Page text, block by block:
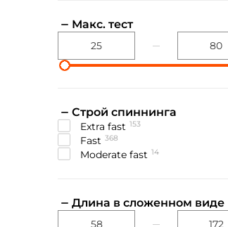
Макс. тест
Строй спиннинга
extra fast 153
fast 368
moderate fast 14
Длина в сложенном виде